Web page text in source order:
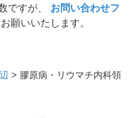
ですが、 お問い合わせフ
願いいたします。
> 膠原病・リウマチ内科領